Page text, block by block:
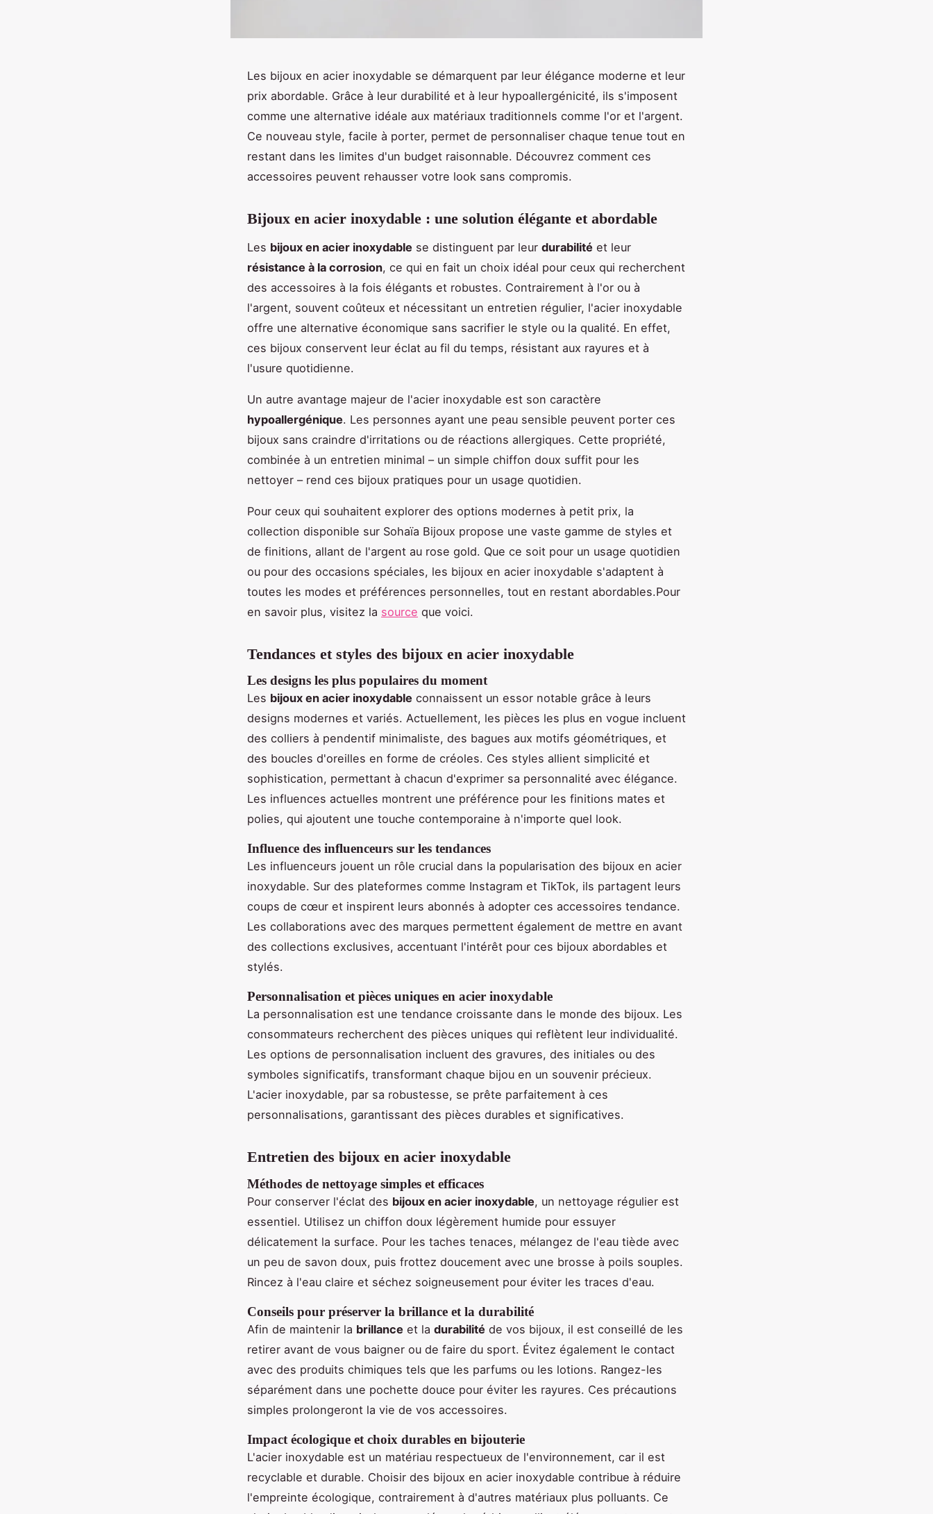
Les bijoux en acier inoxydable se démarquent par leur élégance moderne et leur
prix abordable. Grâce à leur durabilité et à leur hypoallergénicité, ils s'imposent
comme une alternative idéale aux matériaux traditionnels comme l'or et l'argent.
Ce nouveau style, facile à porter, permet de personnaliser chaque tenue tout en
restant dans les limites d'un budget raisonnable. Découvrez comment ces
accessoires peuvent rehausser votre look sans compromis.
Bijoux en acier inoxydable : une solution élégante et abordable
Les bijoux en acier inoxydable se distinguent par leur durabilité et leur
résistance à la corrosion, ce qui en fait un choix idéal pour ceux qui recherchent
des accessoires à la fois élégants et robustes. Contrairement à l'or ou à
l'argent, souvent coûteux et nécessitant un entretien régulier, l'acier inoxydable
offre une alternative économique sans sacrifier le style ou la qualité. En effet,
ces bijoux conservent leur éclat au fil du temps, résistant aux rayures et à
l'usure quotidienne.
Un autre avantage majeur de l'acier inoxydable est son caractère
hypoallergénique. Les personnes ayant une peau sensible peuvent porter ces
bijoux sans craindre d'irritations ou de réactions allergiques. Cette propriété,
combinée à un entretien minimal – un simple chiffon doux suffit pour les
nettoyer – rend ces bijoux pratiques pour un usage quotidien.
Pour ceux qui souhaitent explorer des options modernes à petit prix, la
collection disponible sur Sohaïa Bijoux propose une vaste gamme de styles et
de finitions, allant de l'argent au rose gold. Que ce soit pour un usage quotidien
ou pour des occasions spéciales, les bijoux en acier inoxydable s'adaptent à
toutes les modes et préférences personnelles, tout en restant abordables.Pour
en savoir plus, visitez la source que voici.
Tendances et styles des bijoux en acier inoxydable
Les designs les plus populaires du moment
Les bijoux en acier inoxydable connaissent un essor notable grâce à leurs
designs modernes et variés. Actuellement, les pièces les plus en vogue incluent
des colliers à pendentif minimaliste, des bagues aux motifs géométriques, et
des boucles d'oreilles en forme de créoles. Ces styles allient simplicité et
sophistication, permettant à chacun d'exprimer sa personnalité avec élégance.
Les influences actuelles montrent une préférence pour les finitions mates et
polies, qui ajoutent une touche contemporaine à n'importe quel look.
Influence des influenceurs sur les tendances
Les influenceurs jouent un rôle crucial dans la popularisation des bijoux en acier
inoxydable. Sur des plateformes comme Instagram et TikTok, ils partagent leurs
coups de cœur et inspirent leurs abonnés à adopter ces accessoires tendance.
Les collaborations avec des marques permettent également de mettre en avant
des collections exclusives, accentuant l'intérêt pour ces bijoux abordables et
stylés.
Personnalisation et pièces uniques en acier inoxydable
La personnalisation est une tendance croissante dans le monde des bijoux. Les
consommateurs recherchent des pièces uniques qui reflètent leur individualité.
Les options de personnalisation incluent des gravures, des initiales ou des
symboles significatifs, transformant chaque bijou en un souvenir précieux.
L'acier inoxydable, par sa robustesse, se prête parfaitement à ces
personnalisations, garantissant des pièces durables et significatives.
Entretien des bijoux en acier inoxydable
Méthodes de nettoyage simples et efficaces
Pour conserver l'éclat des bijoux en acier inoxydable, un nettoyage régulier est
essentiel. Utilisez un chiffon doux légèrement humide pour essuyer
délicatement la surface. Pour les taches tenaces, mélangez de l'eau tiède avec
un peu de savon doux, puis frottez doucement avec une brosse à poils souples.
Rincez à l'eau claire et séchez soigneusement pour éviter les traces d'eau.
Conseils pour préserver la brillance et la durabilité
Afin de maintenir la brillance et la durabilité de vos bijoux, il est conseillé de les
retirer avant de vous baigner ou de faire du sport. Évitez également le contact
avec des produits chimiques tels que les parfums ou les lotions. Rangez-les
séparément dans une pochette douce pour éviter les rayures. Ces précautions
simples prolongeront la vie de vos accessoires.
Impact écologique et choix durables en bijouterie
L'acier inoxydable est un matériau respectueux de l'environnement, car il est
recyclable et durable. Choisir des bijoux en acier inoxydable contribue à réduire
l'empreinte écologique, contrairement à d'autres matériaux plus polluants. Ce